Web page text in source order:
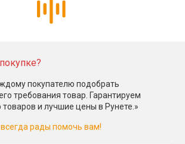
покупателю подобрать
требования товар. Гарантируем
товаров и лучшие цены в Рунете.»
рады помочь вам!